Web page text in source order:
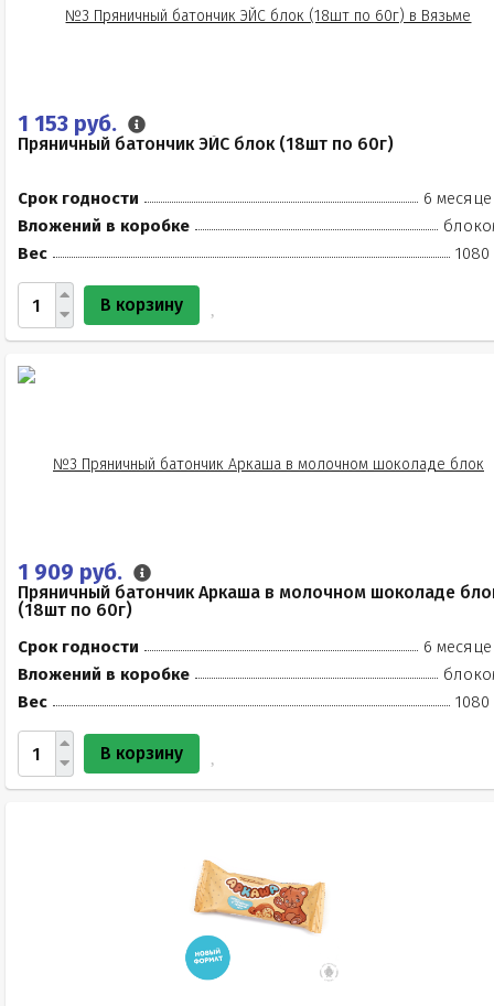
1 153 руб.
Пряничный батончик ЭЙС блок (18шт по 60г)
Срок годности
6
Вложений в коробке
Вес
1080
В корзину
1 909 руб.
Пряничный батончик Аркаша в молочном шоколаде
(18шт по 60г)
Срок годности
6
Вложений в коробке
Вес
1080
В корзину